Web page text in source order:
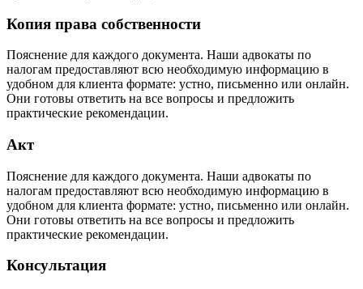
Копия права собственности
Пояснение для каждого документа. Наши адвокаты по
налогам предоставляют всю необходимую информацию в
удобном для клиента формате: устно, письменно или онлайн.
Они готовы ответить на все вопросы и предложить
практические рекомендации.
Акт
Пояснение для каждого документа. Наши адвокаты по
налогам предоставляют всю необходимую информацию в
удобном для клиента формате: устно, письменно или онлайн.
Они готовы ответить на все вопросы и предложить
практические рекомендации.
Консультация